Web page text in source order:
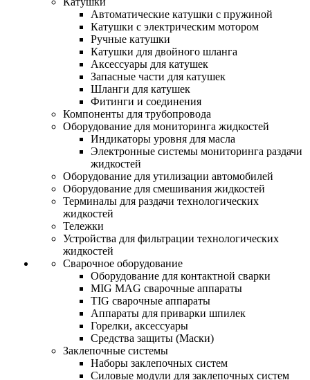
Автоматические катушки с пружиной
Катушки с электрическим мотором
Ручные катушки
Катушки для двойного шланга
Аксессуары для катушек
Запасные части для катушек
Шланги для катушек
Фитинги и соединения
Компоненты для трубопровода
Оборудование для мониторинга жидкостей
Индикаторы уровня для масла
Электронные системы мониторинга раздачи
жидкостей
Оборудование для утилизации автомобилей
Оборудование для смешивания жидкостей
Терминалы для раздачи технологических
жидкостей
Тележки
Устройства для фильтрации технологических
жидкостей
Сварочное оборудование
Оборудование для контактной сварки
MIG MAG сварочные аппараты
TIG сварочные аппараты
Аппараты для приварки шпилек
Горелки, аксессуары
Средства защиты (Маски)
Заклепочные системы
Наборы заклепочных систем
Силовые модули для заклепочных систем